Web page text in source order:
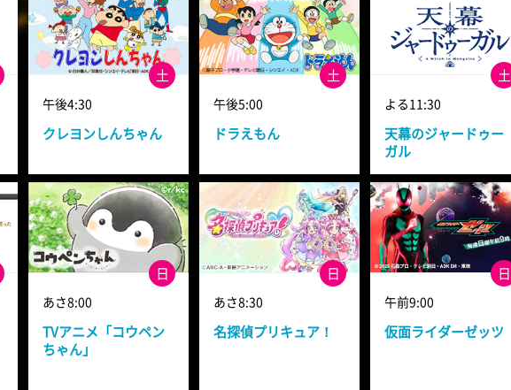
土
午後4:30
クレヨンしんちゃん
土
午後5:00
ドラえもん
土
よる11:30
天幕のジャードゥー
ガル
日
あさ8:00
TVアニメ「コウペン
ちゃん」
日
あさ8:30
名探偵プリキュア！
日
午前9:00
仮面ライダーゼッツ